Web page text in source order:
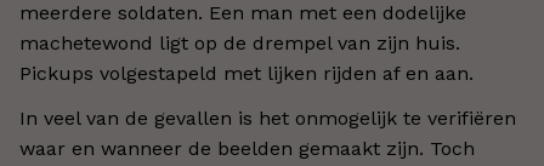
meerdere soldaten. Een man met een dodelijke
machetewond ligt op de drempel van zijn huis.
Pickups volgestapeld met lijken rijden af en aan.
In veel van de gevallen is het onmogelijk te verifiëren
waar en wanneer de beelden gemaakt zijn. Toch